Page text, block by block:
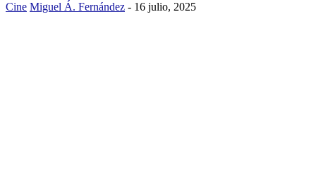
Cine Miguel Á. Fernández - 16 julio, 2025